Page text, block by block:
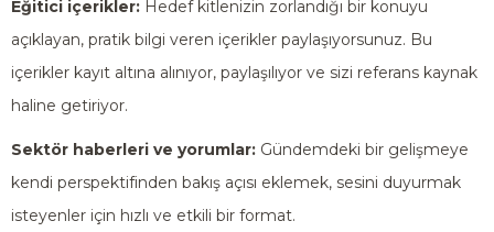
Eğitici içerikler: Hedef kitlenizin zorlandığı bir konuyu
açıklayan, pratik bilgi veren içerikler paylaşıyorsunuz. Bu
içerikler kayıt altına alınıyor, paylaşılıyor ve sizi referans kaynak
haline getiriyor.
Sektör haberleri ve yorumlar: Gündemdeki bir gelişmeye
kendi perspektifinden bakış açısı eklemek, sesini duyurmak
isteyenler için hızlı ve etkili bir format.